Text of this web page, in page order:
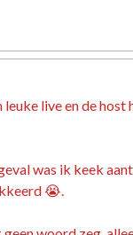
leuke live en de
was ik keek
😭.